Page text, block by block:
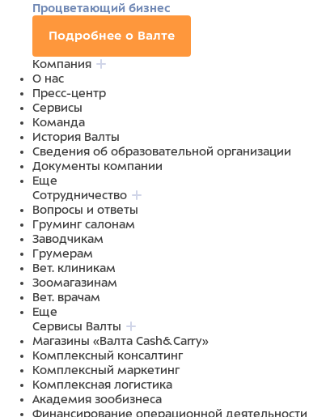
Процветающий бизнес
Подробнее о Валте
Компания
О нас
Пресс-центр
Сервисы
Команда
История Валты
Сведения об образовательной организации
Документы компании
Еще
Сотрудничество
Вопросы и ответы
Груминг салонам
Заводчикам
Грумерам
Вет. клиникам
Зоомагазинам
Вет. врачам
Еще
Сервисы Валты
Магазины «Валта Cash&Carry»
Комплексный консалтинг
Комплексный маркетинг
Комплексная логистика
Академия зообизнеса
Финансирование операционной деятельности